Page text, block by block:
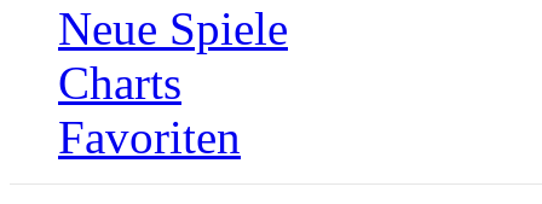
Neue Spiele
Charts
Favoriten